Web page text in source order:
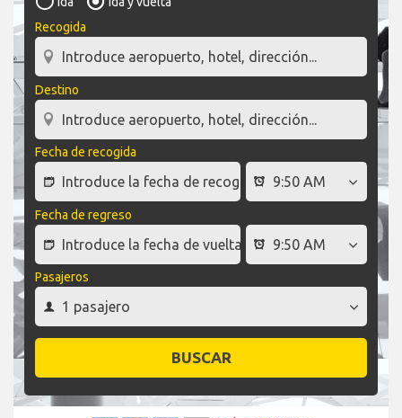
Recogida
Destino
Fecha de recogida
Fecha de regreso
Pasajeros
BUSCAR